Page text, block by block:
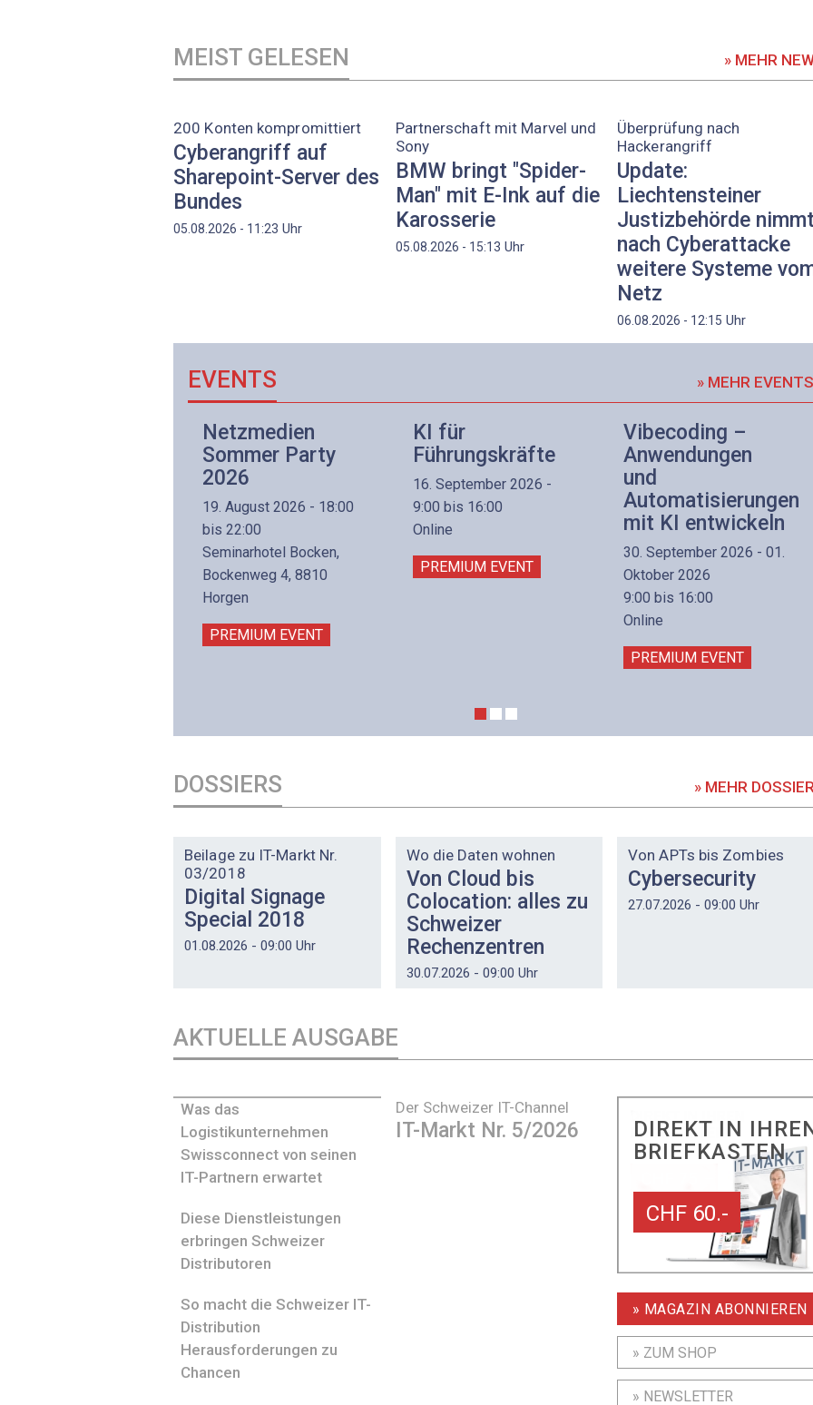
MEIST GELESEN » MEHR
200 Konten kompromittiert
Cyberangriff auf
Sharepoint-Server des
Bundes
05.08.2026 - 11:23 Uhr
Partnerschaft mit Marvel und
Sony
BMW bringt "Spider-
Man" mit E-Ink auf die
Karosserie
05.08.2026 - 15:13 Uhr
Überprüfung nach
Hackerangriff
Update:
Liechtensteiner
Justizbehörde nimmt
nach Cyberattacke
weitere Systeme
Netz
06.08.2026 - 12:15 Uhr
EVENTS » MEHR EVENTS
Netzmedien
Sommer Party
2026
19. August 2026 - 18:00
bis 22:00
Seminarhotel Bocken,
Bockenweg 4, 8810
Horgen
PREMIUM EVENT
KI für
Führungskräfte
16. September 2026 -
9:00 bis 16:00
Online
PREMIUM EVENT
Vibecoding –
Anwendungen
und
Automatisierungen
mit KI entwickeln
30. September 2026 - 01.
Oktober 2026
9:00 bis 16:00
Online
PREMIUM EVENT
DOSSIERS » MEHR
Beilage zu IT-Markt Nr.
03/2018
Digital Signage
Special 2018
01.08.2026 - 09:00 Uhr
Wo die Daten wohnen
Von Cloud bis
Colocation: alles zu
Schweizer
Rechenzentren
30.07.2026 - 09:00 Uhr
Von APTs bis Zombies
Cybersecurity
27.07.2026 - 09:00 Uhr
AKTUELLE AUSGABE
Der Schweizer IT-Channel
IT-Markt Nr. 5/2026
Was das
Logistikunternehmen
Swissconnect von seinen
IT-Partnern erwartet
Diese Dienstleistungen
erbringen Schweizer
Distributoren
So macht die Schweizer IT-
Distribution
Herausforderungen zu
Chancen
DIREKT IN
BRIEFKASTEN
CHF 60.-
» MAGAZIN ABONNIEREN
» ZUM SHOP
» NEWSLETTER